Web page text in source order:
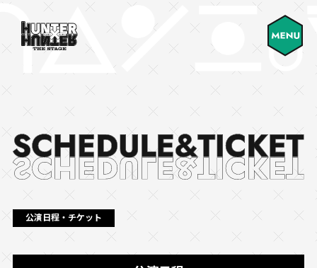
公演日程・チケット